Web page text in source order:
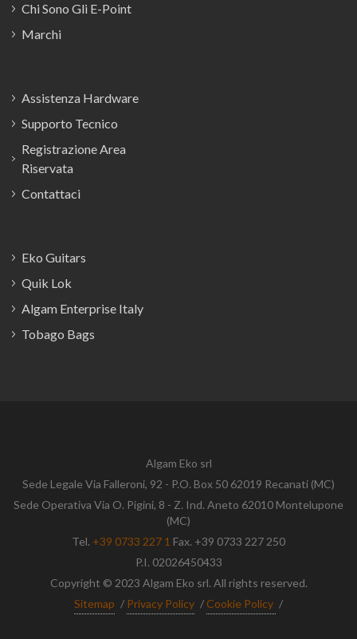
Chi Sono Gli E-Point
Marchi
Assistenza Hardware
Supporto Tecnico
Registrazione Area
Riservata
Contattaci
Eko Guitars
Quik Lok
Algam Enterprise Italy
Tobago Bags
Algam Eko srl
Sede Legale Via Falleroni, 92 - P.O. Box 50 62019 Recanati (MC)
Sede Operativa Via O. Pigini, 8 - Z. Ind. Aneto 62010 Montelupone
(MC)
Tel. +39 0733 227 1 Fax. +39 0733 227 250
P.I. 02026450433
Copyright © 2023 Algam Eko srl. All rights reserved.
Sitemap / Privacy Policy / Cookie Policy /